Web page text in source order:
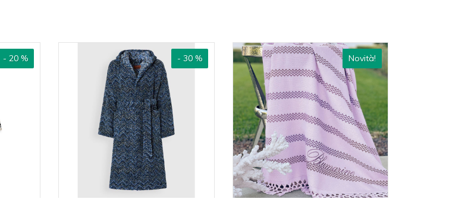
- 20 % - 30 % Novità!